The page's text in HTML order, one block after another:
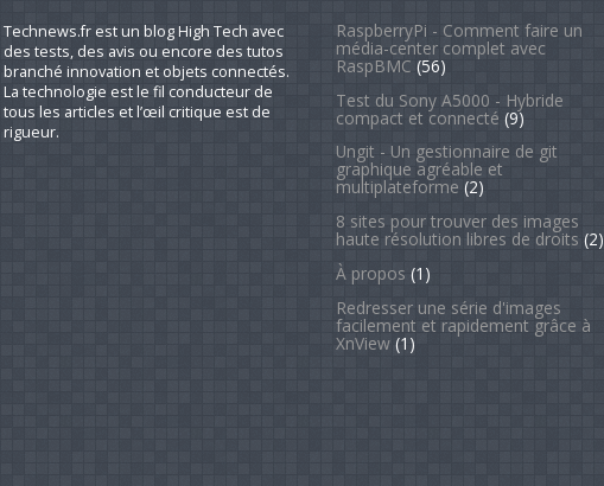
Technews.fr est un blog High Tech avec
des tests, des avis ou encore des tutos
branché innovation et objets connectés.
La technologie est le fil conducteur de
tous les articles et l’œil critique est de
rigueur.
RaspberryPi - Comment faire un
média-center complet avec
RaspBMC (56)
Test du Sony A5000 - Hybride
compact et connecté (9)
Ungit - Un gestionnaire de git
graphique agréable et
multiplateforme (2)
8 sites pour trouver des images
haute résolution libres de droits (2)
À propos (1)
Redresser une série d'images
facilement et rapidement grâce à
XnView(1)